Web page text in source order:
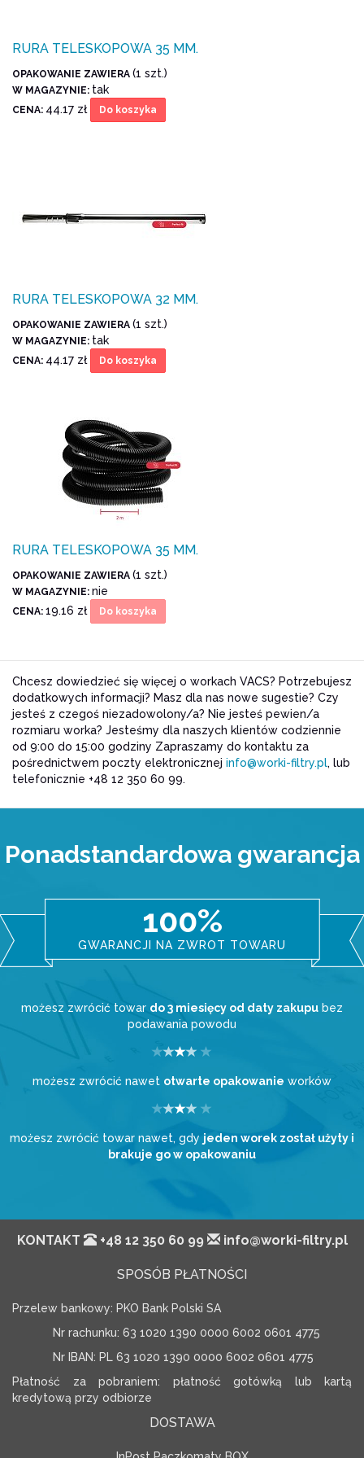
RURA TELESKOPOWA 35 MM.
OPAKOWANIE ZAWIERA (1 szt.)
W MAGAZYNIE: tak
CENA: 44.17 zł Do koszyka
RURA TELESKOPOWA 32 MM.
OPAKOWANIE ZAWIERA (1 szt.)
W MAGAZYNIE: tak
CENA: 44.17 zł Do koszyka
RURA TELESKOPOWA 35 MM.
OPAKOWANIE ZAWIERA (1 szt.)
W MAGAZYNIE: nie
CENA: 19.16 zł Do koszyka
Chcesz dowiedzieć się więcej o workach VACS? Potrzebujesz
dodatkowych informacji? Masz dla nas nowe sugestie? Czy
jesteś z czegoś niezadowolony/a? Nie jesteś pewien/a
rozmiaru worka? Jesteśmy dla naszych klientów codziennie
od 9:00 do 15:00 godziny Zapraszamy do kontaktu za
pośrednictwem poczty elektronicznej info@worki-filtry.pl, lub
telefonicznie +48 12 350 60 99.
Ponadstandardowa gwarancja
100%
GWARANCJI NA ZWROT TOWARU
możesz zwrócić towar do 3 miesięcy od daty zakupu bez
podawania powodu
możesz zwrócić nawet otwarte opakowanie worków
możesz zwrócić towar nawet, gdy jeden worek został użyty i
brakuje go w opakowaniu
KONTAKT +48 12 350 60 99 info@worki-filtry.pl
SPOSÓB PŁATNOŚCI
Przelew bankowy: PKO Bank Polski SA
Nr rachunku: 63 1020 1390 0000 6002 0601 4775
Nr IBAN: PL 63 1020 1390 0000 6002 0601 4775
Płatność za pobraniem: płatność gotówką lub kartą
kredytową przy odbiorze
DOSTAWA